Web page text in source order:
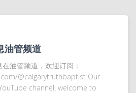
油管频道
油管频道，欢迎订阅：
@calgarytruthbaptist Our
channel, welcome to